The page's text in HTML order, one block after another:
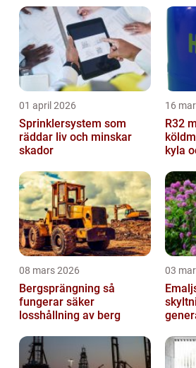
01 april 2026
Sprinklersystem som
räddar liv och minskar
skador
16
R32 modern
kyla
08 mars 2026
Bergsprängning så
fungerar säker
losshållning av berg
03